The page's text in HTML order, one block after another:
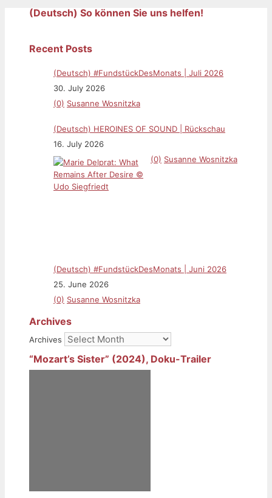
(Deutsch) So können Sie uns helfen!
Recent Posts
(Deutsch) #FundstückDesMonats | Juli 2026
30. July 2026
(0) Susanne Wosnitzka
(Deutsch) HEROINES OF SOUND | Rückschau
16. July 2026
(0) Susanne Wosnitzka
(Deutsch) #FundstückDesMonats | Juni 2026
25. June 2026
(0) Susanne Wosnitzka
Archives
Archives
“Mozart’s Sister” (2024), Doku-Trailer